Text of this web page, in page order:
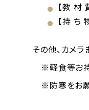
【教 材
【持 ち
その他、カメ
※軽食等お持
※防寒をお願